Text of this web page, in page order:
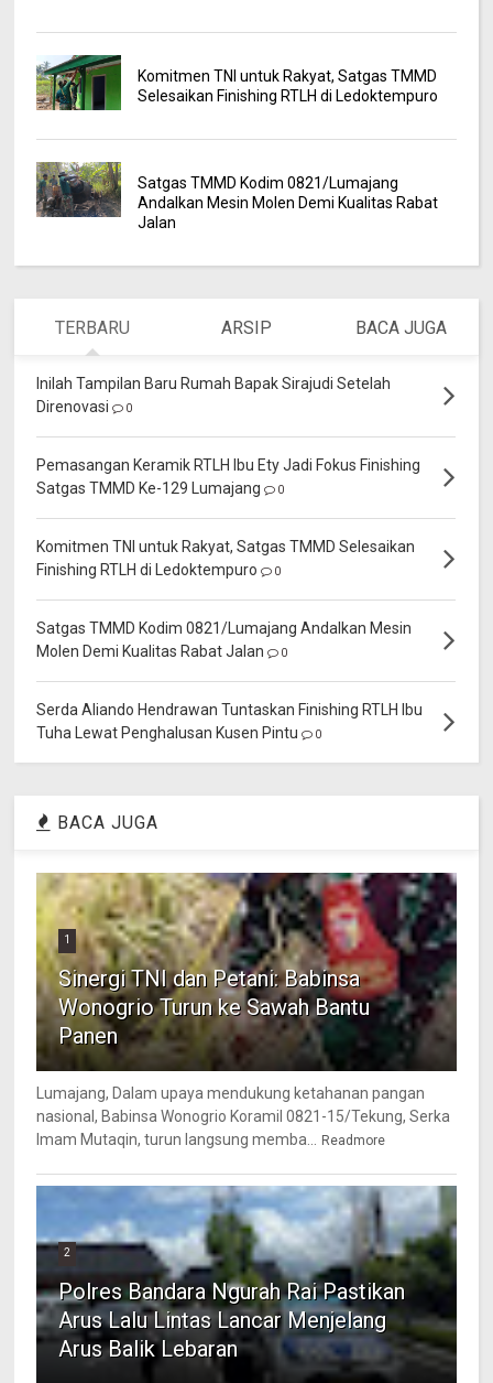
Komitmen TNI untuk Rakyat, Satgas TMMD
Selesaikan Finishing RTLH di Ledoktempuro
Satgas TMMD Kodim 0821/Lumajang
Andalkan Mesin Molen Demi Kualitas Rabat
Jalan
TERBARU ARSIP BACA JUGA
Inilah Tampilan Baru Rumah Bapak Sirajudi Setelah
Direnovasi
0
Pemasangan Keramik RTLH Ibu Ety Jadi Fokus Finishing
Satgas TMMD Ke-129 Lumajang
0
Komitmen TNI untuk Rakyat, Satgas TMMD Selesaikan
Finishing RTLH di Ledoktempuro
0
Satgas TMMD Kodim 0821/Lumajang Andalkan Mesin
Molen Demi Kualitas Rabat Jalan
0
Serda Aliando Hendrawan Tuntaskan Finishing RTLH Ibu
Tuha Lewat Penghalusan Kusen Pintu
0
BACA JUGA
1
Sinergi TNI dan Petani: Babinsa
Wonogrio Turun ke Sawah Bantu
Panen
Lumajang, Dalam upaya mendukung ketahanan pangan
nasional, Babinsa Wonogrio Koramil 0821-15/Tekung, Serka
Imam Mutaqin, turun langsung memba...
Readmore
2
Polres Bandara Ngurah Rai Pastikan
Arus Lalu Lintas Lancar Menjelang
Arus Balik Lebaran